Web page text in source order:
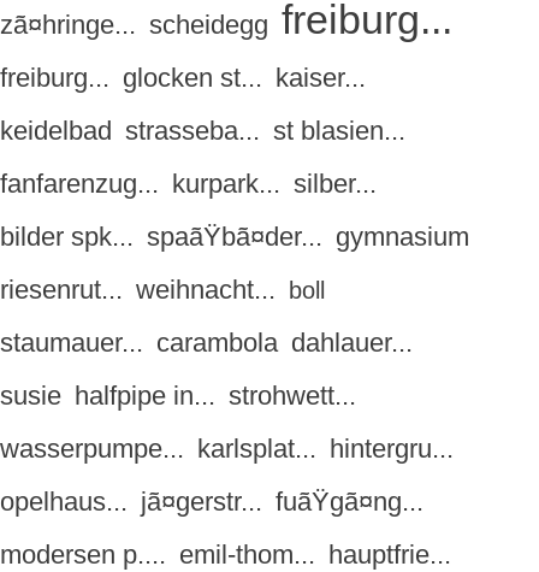
zã¤hringe... scheidegg freiburg...
freiburg... glocken st... kaiser...
keidelbad strasseba... st blasien...
fanfarenzug... kurpark... silber...
bilder spk... spaãŸbã¤der... gymnasium
riesenrut... weihnacht... boll
staumauer... carambola dahlauer...
susie halfpipe in... strohwett...
wasserpumpe... karlsplat... hintergru...
opelhaus... jã¤gerstr... fuãŸgã¤ng...
modersen p.... emil-thom... hauptfrie...